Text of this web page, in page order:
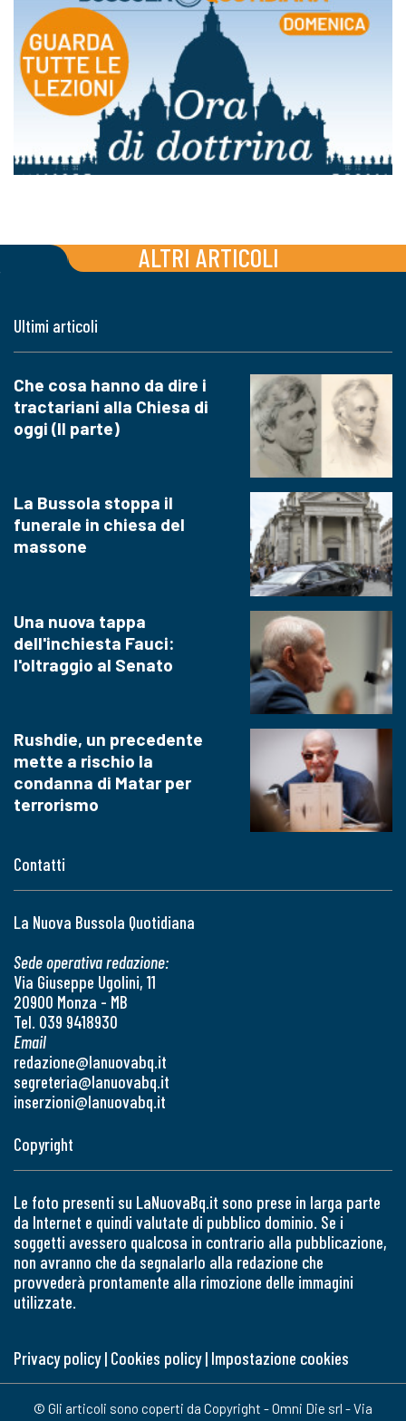
ALTRI ARTICOLI
Contatti
La Nuova Bussola Quotidiana
Sede operativa redazione:
Via Giuseppe Ugolini, 11
20900 Monza - MB
Tel. 039 9418930
Email
redazione@lanuovabq.it
segreteria@lanuovabq.it
inserzioni@lanuovabq.it
Ultimi articoli
Che cosa hanno da dire i
tractariani alla Chiesa di
oggi (II parte)
La Bussola stoppa il
funerale in chiesa del
massone
Una nuova tappa
dell'inchiesta Fauci:
l'oltraggio al Senato
Rushdie, un precedente
mette a rischio la
condanna di Matar per
terrorismo
Copyright
Le foto presenti su LaNuovaBq.it sono prese in larga parte
da Internet e quindi valutate di pubblico dominio. Se i
soggetti avessero qualcosa in contrario alla pubblicazione,
non avranno che da segnalarlo alla redazione che
provvederà prontamente alla rimozione delle immagini
utilizzate.
Privacy policy| Cookies policy| Impostazione cookies
© Gli articoli sono coperti da Copyright - Omni Die srl - Via